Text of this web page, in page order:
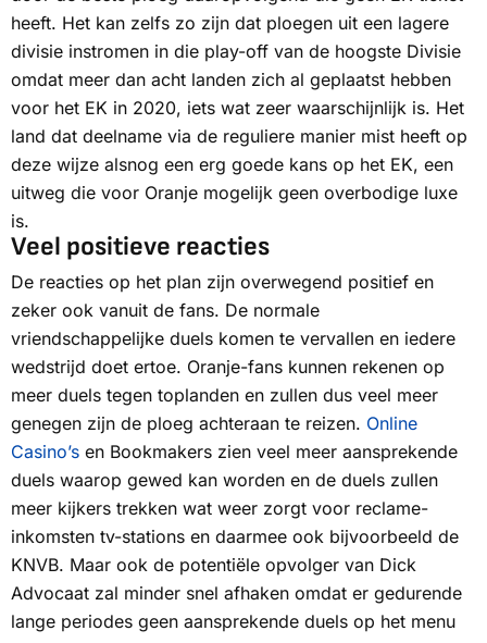
heeft. Het kan zelfs zo zijn dat ploegen uit een lagere
divisie instromen in die play-off van de hoogste Divisie
omdat meer dan acht landen zich al geplaatst hebben
voor het EK in 2020, iets wat zeer waarschijnlijk is. Het
land dat deelname via de reguliere manier mist heeft op
deze wijze alsnog een erg goede kans op het EK, een
uitweg die voor Oranje mogelijk geen overbodige luxe
is.
Veel positieve reacties
De reacties op het plan zijn overwegend positief en
zeker ook vanuit de fans. De normale
vriendschappelijke duels komen te vervallen en iedere
wedstrijd doet ertoe. Oranje-fans kunnen rekenen op
meer duels tegen toplanden en zullen dus veel meer
genegen zijn de ploeg achteraan te reizen. Online
Casino’s en Bookmakers zien veel meer aansprekende
duels waarop gewed kan worden en de duels zullen
meer kijkers trekken wat weer zorgt voor reclame-
inkomsten tv-stations en daarmee ook bijvoorbeeld de
KNVB. Maar ook de potentiële opvolger van Dick
Advocaat zal minder snel afhaken omdat er gedurende
lange periodes geen aansprekende duels op het menu